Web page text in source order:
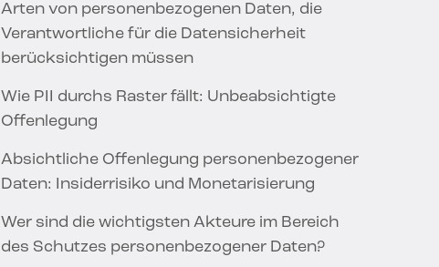
Arten von personenbezogenen Daten, die
Verantwortliche für die Datensicherheit
berücksichtigen müssen
Wie PII durchs Raster fällt: Unbeabsichtigte
Offenlegung
Absichtliche Offenlegung personenbezogener
Daten: Insiderrisiko und Monetarisierung
Wer sind die wichtigsten Akteure im Bereich
des Schutzes personenbezogener Daten?